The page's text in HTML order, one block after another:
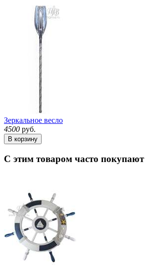
Зеркальное весло
4500 руб.
В корзину
С этим товаром часто покупают